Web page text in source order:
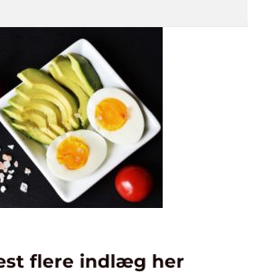
flere indlæg her